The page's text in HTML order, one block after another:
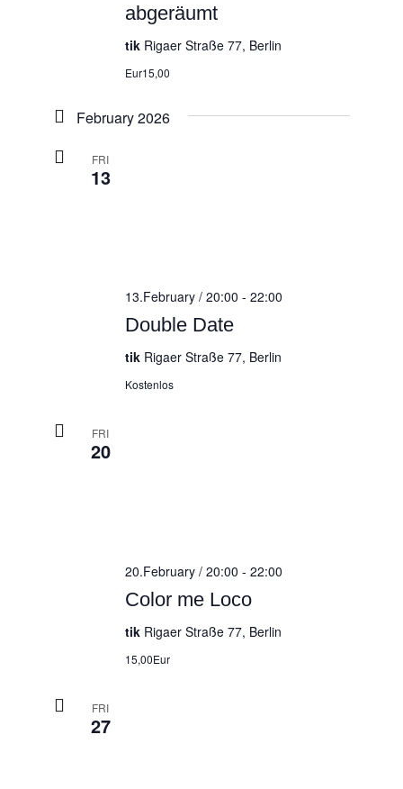
abgeräumt
tik Rigaer Straße 77, Berlin
Eur15,00
February 2026
FRI
13
Double Date
13.February / 20:00 - 22:00
tik Rigaer Straße 77, Berlin
Kostenlos
FRI
20
Color me Loco
20.February / 20:00 - 22:00
tik Rigaer Straße 77, Berlin
15,00Eur
FRI
27